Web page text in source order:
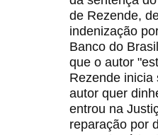
de Rezende,
indenização
Banco do
que o autor
Rezende inicia
autor quer
entrou na
reparação por